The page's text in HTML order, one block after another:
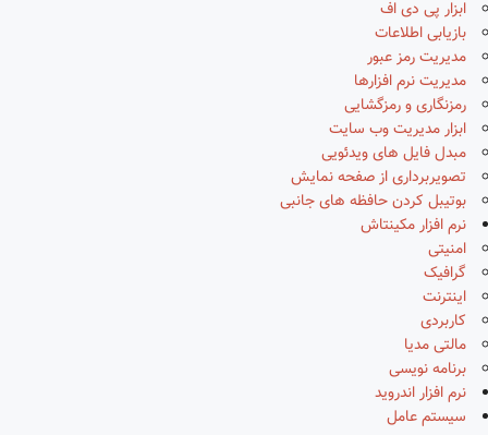
ابزار پی دی اف
بازیابی اطلاعات
مدیریت رمز عبور
مدیریت نرم افزارها
رمزنگاری و رمزگشایی
ابزار مدیریت وب سایت
مبدل فایل های ویدئویی
تصویربرداری از صفحه نمایش
بوتیبل کردن حافظه های جانبی
نرم افزار مکینتاش
امنیتی
گرافیک
اینترنت
کاربردی
مالتی مدیا
برنامه نویسی
نرم افزار اندروید
سیستم عامل